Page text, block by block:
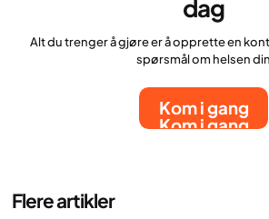
dag
Alt du trenger å gjøre er å opprette en
spørsmål om helsen din
Kom i gang
Kom i gang
Flere artikler